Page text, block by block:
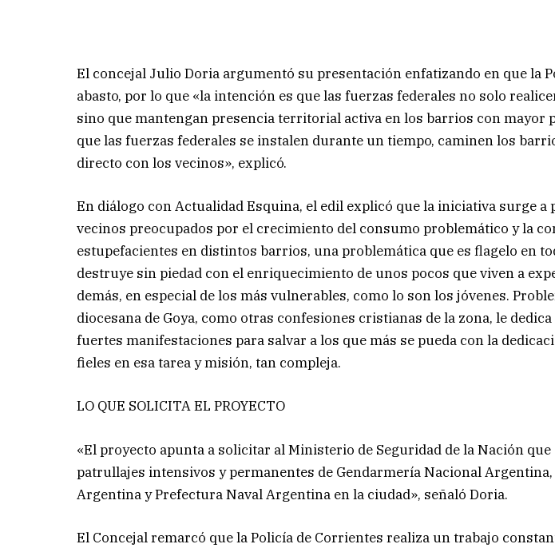
El concejal Julio Doria argumentó su presentación enfatizando en que la
abasto, por lo que «la intención es que las fuerzas federales no solo
sino que mantengan presencia territorial activa en los barrios con mayor
que las fuerzas federales se instalen durante un tiempo, caminen los
directo con los vecinos», explicó.
En diálogo con Actualidad Esquina, el edil explicó que la iniciativa surge a
vecinos preocupados por el crecimiento del consumo problemático y la
estupefacientes en distintos barrios, una problemática que es flagelo en
destruye sin piedad con el enriquecimiento de unos pocos que viven a
demás, en especial de los más vulnerables, como lo son los jóvenes.
diocesana de Goya, como otras confesiones cristianas de la zona, le
fuertes manifestaciones para salvar a los que más se pueda con la
fieles en esa tarea y misión, tan compleja.
LO QUE SOLICITA EL PROYECTO
«El proyecto apunta a solicitar al Ministerio de Seguridad de la Nación
patrullajes intensivos y permanentes de Gendarmería Nacional Argentina,
Argentina y Prefectura Naval Argentina en la ciudad», señaló Doria.
El Concejal remarcó que la Policía de Corrientes realiza un trabajo